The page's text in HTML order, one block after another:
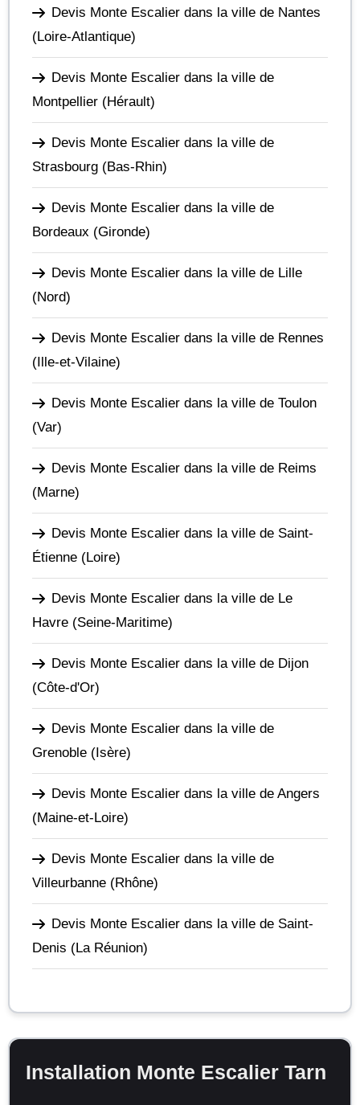
Devis Monte Escalier dans la ville de Nantes
(Loire-Atlantique)
Devis Monte Escalier dans la ville de
Montpellier (Hérault)
Devis Monte Escalier dans la ville de
Strasbourg (Bas-Rhin)
Devis Monte Escalier dans la ville de
Bordeaux (Gironde)
Devis Monte Escalier dans la ville de Lille
(Nord)
Devis Monte Escalier dans la ville de Rennes
(Ille-et-Vilaine)
Devis Monte Escalier dans la ville de Toulon
(Var)
Devis Monte Escalier dans la ville de Reims
(Marne)
Devis Monte Escalier dans la ville de Saint-
Étienne (Loire)
Devis Monte Escalier dans la ville de Le
Havre (Seine-Maritime)
Devis Monte Escalier dans la ville de Dijon
(Côte-d'Or)
Devis Monte Escalier dans la ville de
Grenoble (Isère)
Devis Monte Escalier dans la ville de Angers
(Maine-et-Loire)
Devis Monte Escalier dans la ville de
Villeurbanne (Rhône)
Devis Monte Escalier dans la ville de Saint-
Denis (La Réunion)
Installation Monte Escalier Tarn